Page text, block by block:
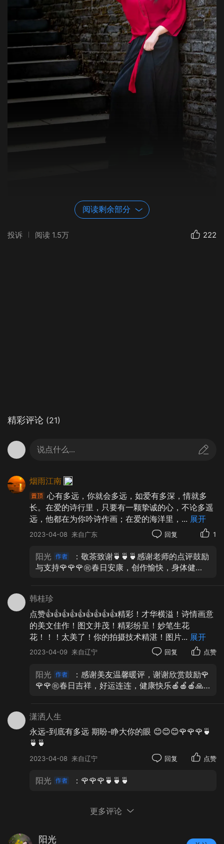
思念很长，相聚很短，总觉得有许多话还没说完；
回忆很遥远，未来很虚幻，总觉得现在才是永远。
两两相望的无言，是情深，是舍不得，终是无法忘
却，无法转身，我与你，永远也无法告别 ……
— — 题 记
阅读剩余部分
投诉 阅读 1.5万 222
精彩评论 (21)
说点什么...
烟雨江南
心有多远，你就会多远，如爱有多深，情就多
长。在爱的诗行里，只要有一颗挚诚的心，不论多遥
远，他都在为你吟诗作画；在爱的海洋里， ... 展开
2023-04-08 来自广东 回复 1
阳光
：敬茶致谢🍵🍵🍵感谢老师的点评鼓励
与支持🌹🌹🌹㊗️春日安康，创作愉快，身体健
韩桂珍
点赞👍👍👍👍👍👍👍👍👍精彩！才华横溢！诗情画意
的美文佳作！图文并茂！精彩纷呈！妙笔生花
花！！！太美了！你的拍摄技术精湛！图片... 展开
2023-04-09 来自辽宁 回复 点赞
阳光
：感谢美友温馨暖评，谢谢欣赏鼓励🌹
🌹🌹㊗️春日吉祥，好运连连，健康快乐🍎🍎🍎🙏
潇洒人生
永远-到底有多远 期盼-睁大你的眼 😊😊😊🌹🌹🌹🍵
🍵🍵
2023-04-08 来自辽宁 回复 点赞
阳光 ：🌹🌹🌹🍵🍵🍵
更多评论
阳光